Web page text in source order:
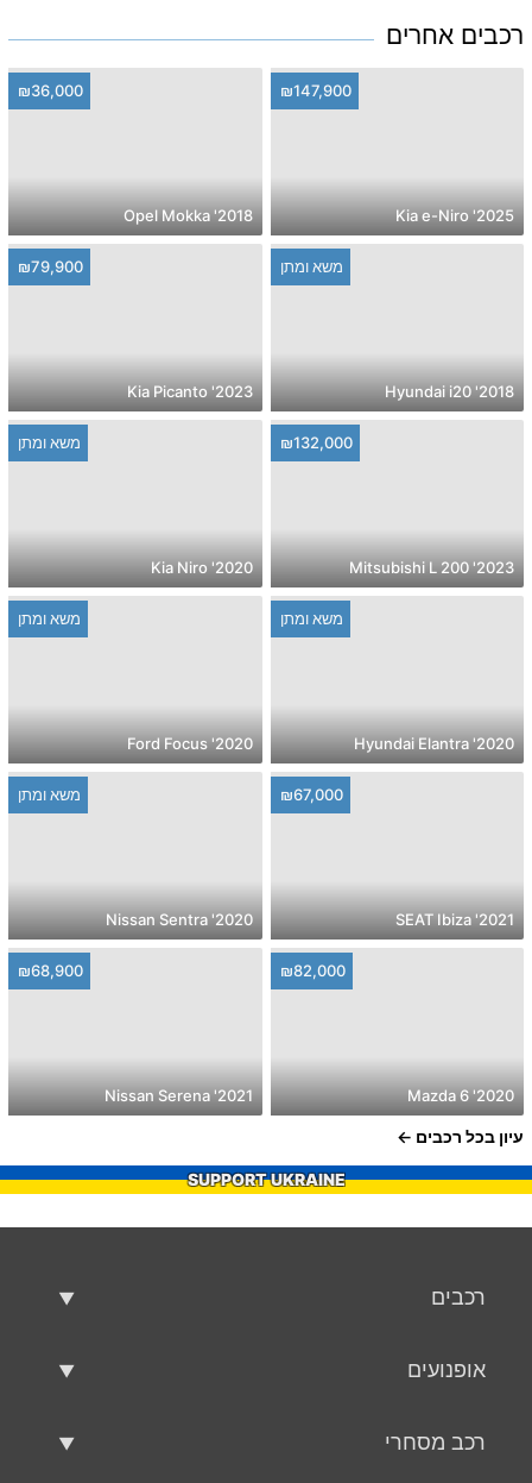
רכבים אחרים
₪147,900
2025' Kia e-Niro
₪36,000
2018' Opel Mokka
משא ומתן
2018' Hyundai i20
₪79,900
2023' Kia Picanto
₪132,000
2023' Mitsubishi L 200
משא ומתן
2020' Kia Niro
משא ומתן
2020' Hyundai Elantra
משא ומתן
2020' Ford Focus
₪67,000
2021' SEAT Ibiza
משא ומתן
2020' Nissan Sentra
₪82,000
2020' Mazda 6
₪68,900
2021' Nissan Serena
עיון בכל רכבים
SUPPORT UKRAINE
רכבים
אופנועים
רכב מסחרי